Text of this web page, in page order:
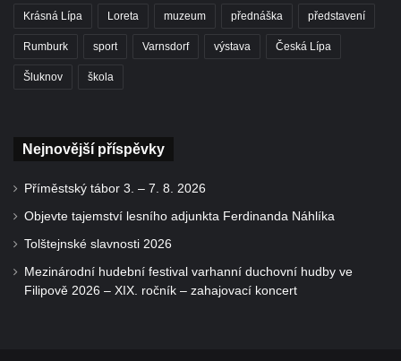
Krásná Lípa Loreta muzeum přednáška představení
Rumburk sport Varnsdorf výstava Česká Lípa
Šluknov škola
Nejnovější příspěvky
Příměstský tábor 3. – 7. 8. 2026
Objevte tajemství lesního adjunkta Ferdinanda Náhlíka
Tolštejnské slavnosti 2026
Mezinárodní hudební festival varhanní duchovní hudby ve
Filipově 2026 – XIX. ročník – zahajovací koncert